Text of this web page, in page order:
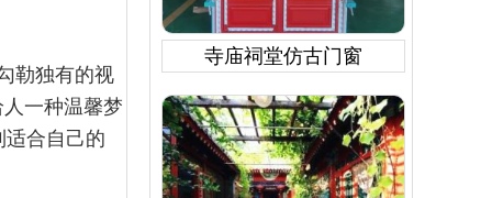
勒独有的视
一种温馨梦
合自己的
寺庙祠堂仿古门窗